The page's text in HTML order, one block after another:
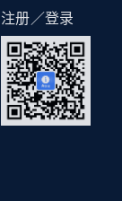
注册／登录